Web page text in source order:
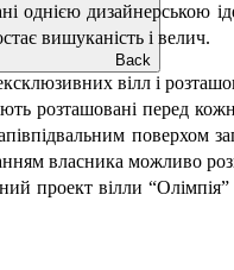
Back
однією дизайнерською
вишуканість і велич.
вілл і
розташовані перед
власника можливо
проект вілли